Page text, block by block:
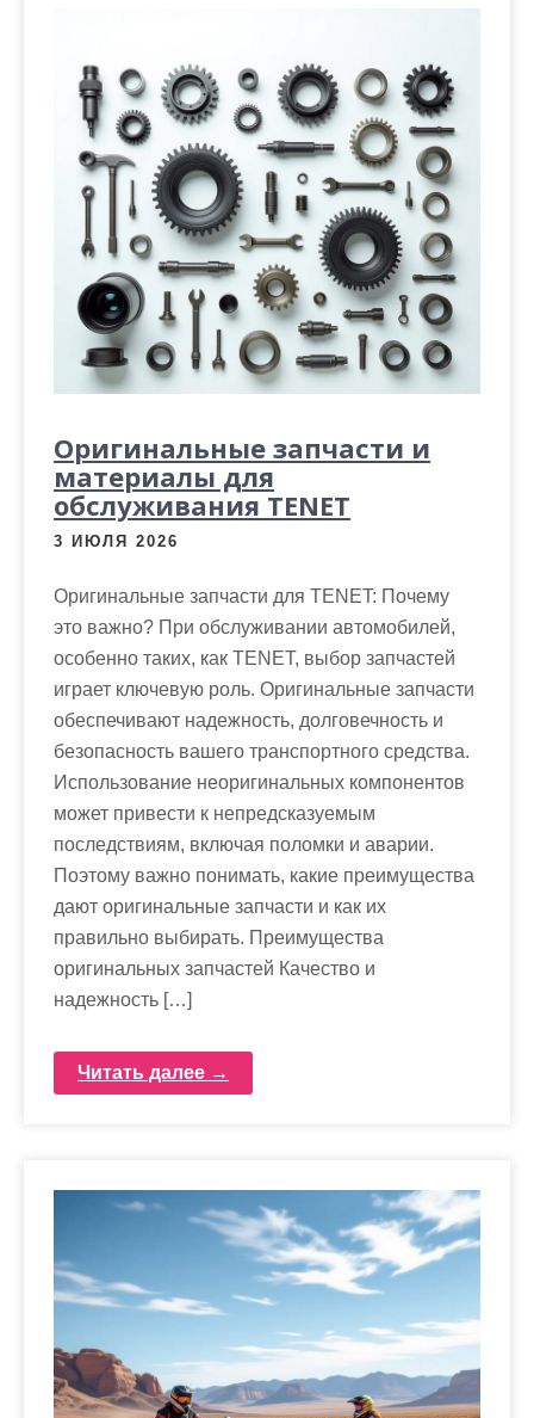
Оригинальные запчасти и
материалы для
обслуживания TENET
3 ИЮЛЯ 2026
Оригинальные запчасти для TENET: Почему
это важно? При обслуживании автомобилей,
особенно таких, как TENET, выбор запчастей
играет ключевую роль. Оригинальные запчасти
обеспечивают надежность, долговечность и
безопасность вашего транспортного средства.
Использование неоригинальных компонентов
может привести к непредсказуемым
последствиям, включая поломки и аварии.
Поэтому важно понимать, какие преимущества
дают оригинальные запчасти и как их
правильно выбирать. Преимущества
оригинальных запчастей Качество и
надежность […]
Читать далее →